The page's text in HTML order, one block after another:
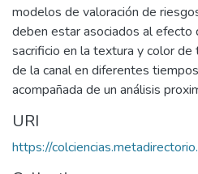
modelos de valoración de
deben estar asociados al efecto
sacrificio en la textura y color
de la canal en diferentes
acompañada de un análisis
URI
https://